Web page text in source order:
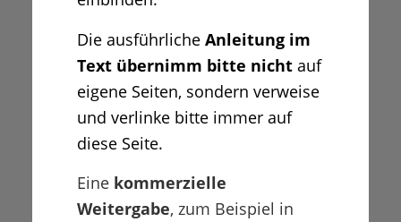
Die ausführliche Anleitung im
Text übernimm bitte nichtauf
eigene Seiten, sondern verweise
und verlinke bitte immer auf
diese Seite.
Einekommerzielle
Weitergabe, zum Beispiel in